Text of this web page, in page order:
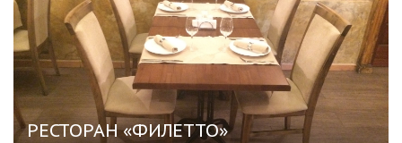
РЕСТОРАН «ФИЛЕТТО»